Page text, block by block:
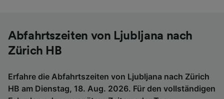
Abfahrtszeiten von Ljubljana nach
Zürich HB
Erfahre die Abfahrtszeiten von Ljubljana nach Zürich
HB am Dienstag, 18. Aug. 2026. Für den vollständigen